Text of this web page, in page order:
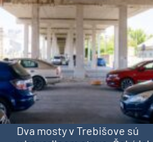
Dva mosty v Trebišove sú